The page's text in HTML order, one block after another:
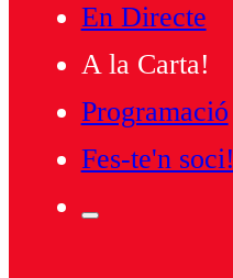
En Directe
A la Carta!
Programació
Fes-te'n soci!